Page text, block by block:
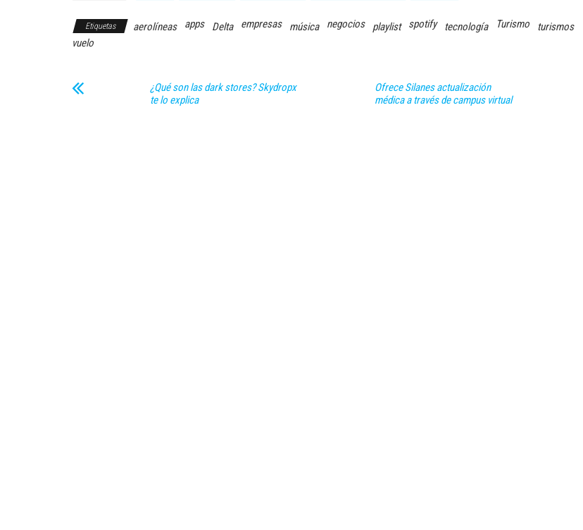
Etiquetas aerolíneas apps Delta empresas música negocios playlist spotify tecnología Turismo
turismos
vuelo
¿Qué son las dark stores? Skydropx
te lo explica
Ofrece Silanes actualización
médica a través de campus virtual